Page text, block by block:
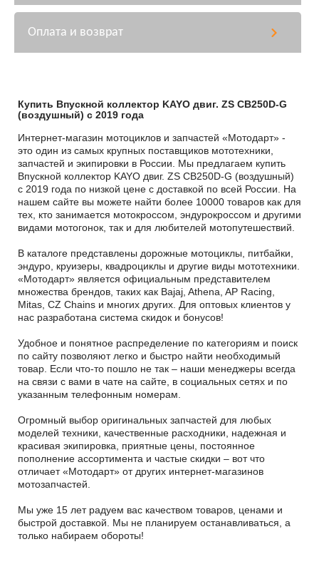
Оплата и возврат
Купить Впускной коллектор KAYO двиг. ZS CB250D-G
(воздушный) с 2019 года
Интернет-магазин мотоциклов и запчастей «Мотодарт» -
это один из самых крупных поставщиков мототехники,
запчастей и экипировки в России. Мы предлагаем купить
Впускной коллектор KAYO двиг. ZS CB250D-G (воздушный)
с 2019 года по низкой цене с доставкой по всей России. На
нашем сайте вы можете найти более 10000 товаров как для
тех, кто занимается мотокроссом, эндурокроссом и другими
видами мотогонок, так и для любителей мотопутешествий.
В каталоге представлены дорожные мотоциклы, питбайки,
эндуро, круизеры, квадроциклы и другие виды мототехники.
«Мотодарт» является официальным представителем
множества брендов, таких как Bajaj, Athena, AP Racing,
Mitas, CZ Chains и многих других. Для оптовых клиентов у
нас разработана система скидок и бонусов!
Удобное и понятное распределение по категориям и поиск
по сайту позволяют легко и быстро найти необходимый
товар. Если что-то пошло не так – наши менеджеры всегда
на связи с вами в чате на сайте, в социальных сетях и по
указанным телефонным номерам.
Огромный выбор оригинальных запчастей для любых
моделей техники, качественные расходники, надежная и
красивая экипировка, приятные цены, постоянное
пополнение ассортимента и частые скидки – вот что
отличает «Мотодарт» от других интернет-магазинов
мотозапчастей.
Мы уже 15 лет радуем вас качеством товаров, ценами и
быстрой доставкой. Мы не планируем останавливаться, а
только набираем обороты!